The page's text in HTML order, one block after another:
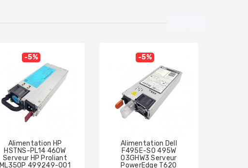
-5%
Alimentation HP
HSTNS-PL14 460W
Serveur HP Proliant
ML350P 499249-001
-5%
Alimentation Dell
F495E-S0 495W
03GHW3 Serveur
PowerEdge T620